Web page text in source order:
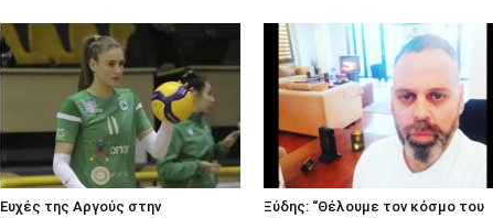
Ευχές της Αργούς στην
Ξύδης: “Θέλουμε τον κόσμο του